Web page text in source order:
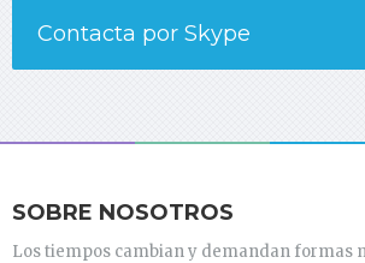
Contacta por Skype
SOBRE NOSOTROS
Los tiempos cambian y demandan formas